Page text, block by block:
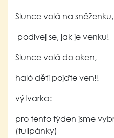
Slunce volá na sněženku,
podívej se, jak je venku!
Slunce volá do oken,
haló děti pojďte ven!!
výtvarka:
pro tento týden jsme
(tulipánky)